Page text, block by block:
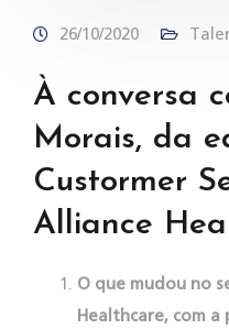
26/10/2020
À conversa
Morais, da
Custormer
Alliance
O que mudou no
Healthcare, com a